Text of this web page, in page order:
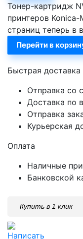
Тонер-картридж
принтеров
страниц теперь в
Перейти в
Быстрая доставка
Отправка со
Доставка по
Отправка
Курьерская
Оплата
Наличные
Банковской
Купить в 1 клик